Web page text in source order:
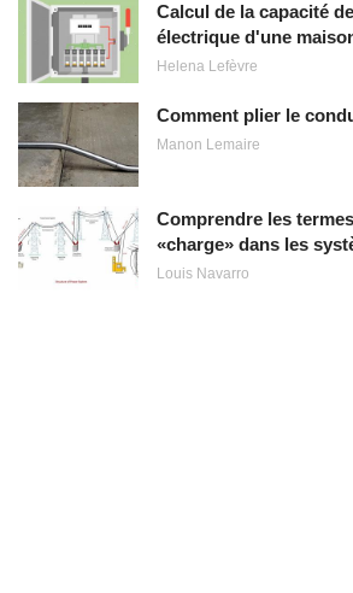
Calcul de la capacité
électrique d'une
Helena Lefèvre
Comment plier le
Manon Lemaire
Comprendre les
«charge» dans les
Louis Navarro